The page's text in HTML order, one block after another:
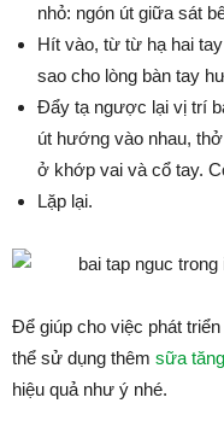
nhỏ: ngón út giữa sát
Hít vào, từ từ hạ hai
sao cho lòng bàn tay
Đẩy tạ ngược lại vị trí
út hướng vào nhau,
ở khớp vai và cổ tay.
Lặp lại.
Để giúp cho việc phát
thể sử dụng thêm sữa
hiệu quả như ý nhé.